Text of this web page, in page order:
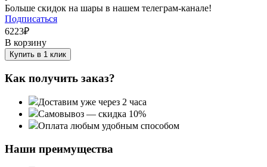
Больше скидок на шары в нашем телеграм-канале!
Подписаться
6223₽
В корзину
Купить в 1 клик
Как получить заказ?
Доставим уже через 2 часа
Самовывоз — скидка 10%
Оплата любым удобным способом
Наши преимущества